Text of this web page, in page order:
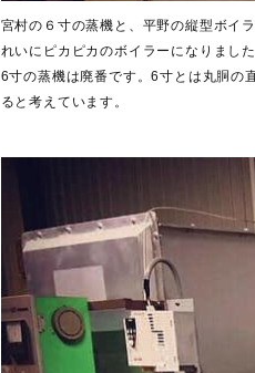
宮村の６寸の蒸機と、平野の縦型ボイ
れいにピカピカのボイラーになりまし
6寸の蒸機は廃番です。6寸とは丸胴の
ると考えています。